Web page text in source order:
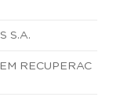
S.A.
RECUPERAC